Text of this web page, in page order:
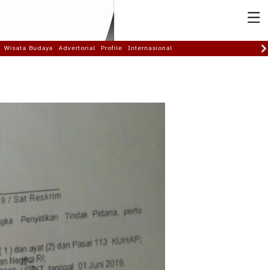
Wisata Budaya Advertorial Profile Internasional